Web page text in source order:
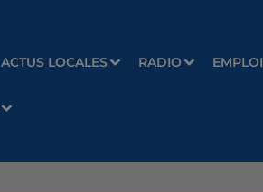
ACTUS LOCALES RADIO EMPLOI